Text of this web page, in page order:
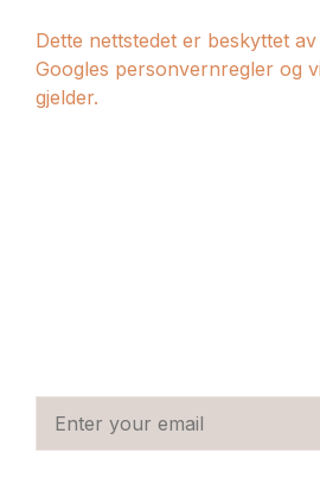
Dette nettstedet er beskyttet
Googles personvernregler og
gjelder.